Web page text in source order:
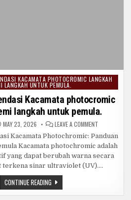
KACAMATA PHOTOCROMIC LANGKAH
LANGKAH UNTUK PEMULA.
Kacamata photocromic
langkah untuk pemula.
MAY 23, 2026 LEAVE A COMMENTON
REKOMENDASI
KACAMATA
PHOTOCROMIC
LANGKAH
DEMI
LANGKAH
Kacamata Photochromic: Panduan
Kacamata photochromic adalah
yang dapat berubah warna secara
terkena sinar ultraviolet (UV)….
CONTINUE READINGDAFTAR
REKOMENDASI
KACAMATA